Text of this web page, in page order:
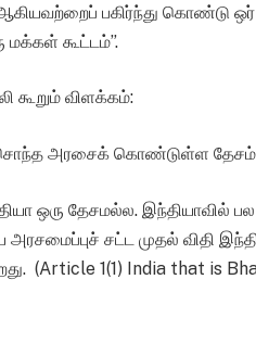
பகிர்ந்து கொண்டு ஒர்
கூட்டம்”.
கூறும் விளக்கம்:
சொந்த அரசைக் கொண்டுள்ள
ஒரு தேசமல்ல. இந்தியாவில்
சட்ட முதல் விதி
(Article 1(1) India that is